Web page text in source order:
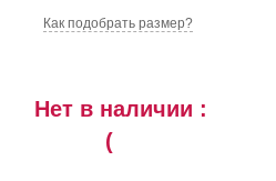
Как подобрать размер?
Нет в наличии :
(